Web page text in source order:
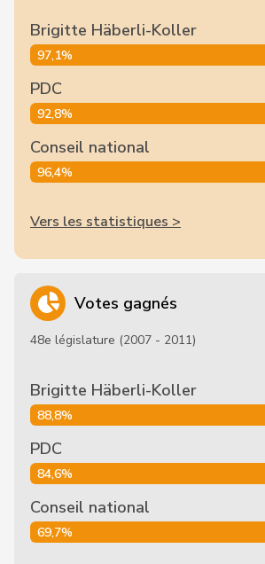
Brigitte Häberli-Koller
97,1%
PDC
92,8%
Conseil national
96,4%
Vers les statistiques >
Votes gagnés
48e législature (2007 - 2011)
Brigitte Häberli-Koller
88,8%
PDC
84,6%
Conseil national
69,7%